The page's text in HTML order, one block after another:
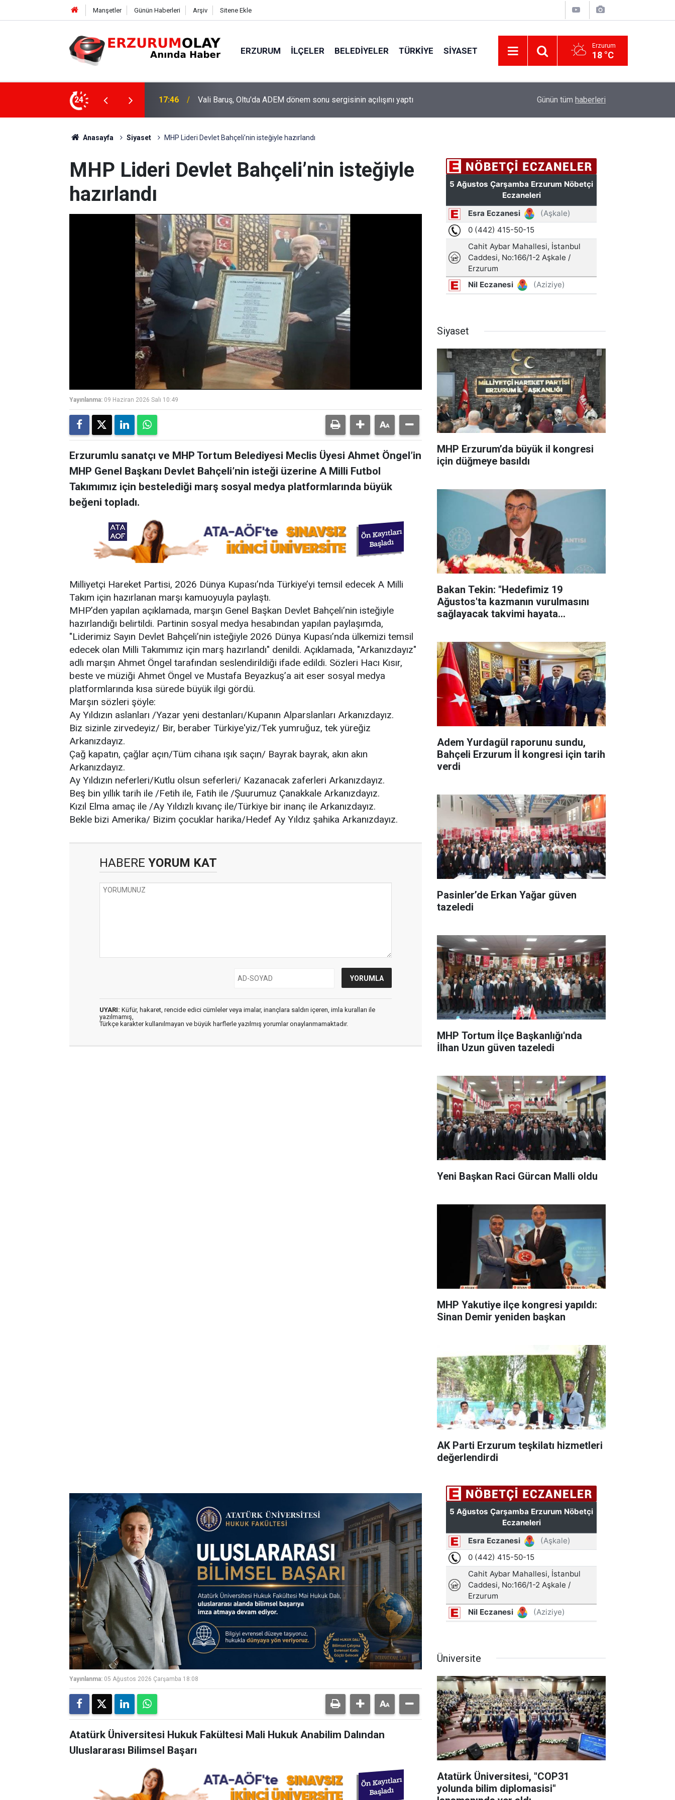
Manşetler Günün Haberleri Arşiv Sitene Ekle
ERZURUM İLÇELER BELEDIYELER TÜRKIYE SIYASET Erzurum
18 °C
24
annelerini bir araya getirdi 17:46 Vali Baruş, Oltu'da ADEM dönem sonu sergisinin açılışını yaptı Şenkaya Belediye Başkanı Görbil Özcan
Günün tüm haberleri
Anasayfa Siyaset MHP Lideri Devlet Bahçeli’nin isteğiyle hazırlandı
MHP Lideri Devlet Bahçeli’nin isteğiyle
hazırlandı
Yayınlanma: 09 Haziran 2026 Salı 10:49
Erzurumlu sanatçı ve MHP Tortum Belediyesi Meclis Üyesi Ahmet Öngel’in
MHP Genel Başkanı Devlet Bahçeli’nin isteği üzerine A Milli Futbol
Takımımız için bestelediği marş sosyal medya platformlarında büyük
beğeni topladı.
Milliyetçi Hareket Partisi, 2026 Dünya Kupası’nda Türkiye’yi temsil edecek A Milli
Takım için hazırlanan marşı kamuoyuyla paylaştı.
MHP’den yapılan açıklamada, marşın Genel Başkan Devlet Bahçeli’nin isteğiyle
hazırlandığı belirtildi. Partinin sosyal medya hesabından yapılan paylaşımda,
"Liderimiz Sayın Devlet Bahçeli’nin isteğiyle 2026 Dünya Kupası’nda ülkemizi temsil
edecek olan Milli Takımımız için marş hazırlandı" denildi. Açıklamada, "Arkanızdayız"
adlı marşın Ahmet Öngel tarafından seslendirildiği ifade edildi. Sözleri Hacı Kısır,
beste ve müziği Ahmet Öngel ve Mustafa Beyazkuş’a ait eser sosyal medya
platformlarında kısa sürede büyük ilgi gördü.
Marşın sözleri şöyle:
Ay Yıldızın aslanları /Yazar yeni destanları/Kupanın Alparslanları Arkanızdayız.
Biz sizinle zirvedeyiz/ Bir, beraber Türkiye'yiz/Tek yumruğuz, tek yüreğiz
Arkanızdayız.
Çağ kapatın, çağlar açın/Tüm cihana ışık saçın/ Bayrak bayrak, akın akın
Arkanızdayız.
Ay Yıldızın neferleri/Kutlu olsun seferleri/ Kazanacak zaferleri Arkanızdayız.
Beş bin yıllık tarih ile /Fetih ile, Fatih ile /Şuurumuz Çanakkale Arkanızdayız.
Kızıl Elma amaç ile /Ay Yıldızlı kıvanç ile/Türkiye bir inanç ile Arkanızdayız.
Bekle bizi Amerika/ Bizim çocuklar harika/Hedef Ay Yıldız şahika Arkanızdayız.
HABERE YORUM KAT
UYARI: Küfür, hakaret, rencide edici cümleler veya imalar, inançlara saldırı içeren, imla kuralları ile
yazılmamış,
Türkçe karakter kullanılmayan ve büyük harflerle yazılmış yorumlar onaylanmamaktadır.
Siyaset
MHP Erzurum’da büyük il kongresi
için düğmeye basıldı
Bakan Tekin: "Hedefimiz 19
Ağustos'ta kazmanın vurulmasını
sağlayacak takvimi hayata
Adem Yurdagül raporunu sundu,
Bahçeli Erzurum İl kongresi için tarih
verdi
Pasinler’de Erkan Yağar güven
tazeledi
MHP Tortum İlçe Başkanlığı'nda
İlhan Uzun güven tazeledi
Yeni Başkan Raci Gürcan Malli oldu
MHP Yakutiye ilçe kongresi yapıldı:
Sinan Demir yeniden başkan
AK Parti Erzurum teşkilatı hizmetleri
değerlendirdi
Yayınlanma: 05 Ağustos 2026 Çarşamba 18:08
Atatürk Üniversitesi Hukuk Fakültesi Mali Hukuk Anabilim Dalından
Uluslararası Bilimsel Başarı
Üniversite
Atatürk Üniversitesi, "COP31
yolunda bilim diplomasisi"